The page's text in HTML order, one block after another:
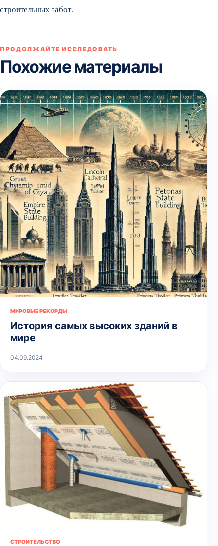
строительных забот.
ПРОДОЛЖАЙТЕ ИССЛЕДОВАТЬ
Похожие материалы
МИРОВЫЕ РЕКОРДЫ
История самых высоких зданий в
мире
04.09.2024
СТРОИТЕЛЬСТВО